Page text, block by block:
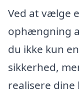
Ved at vælge
ophængning
du ikke kun
sikkerhed,
realisere dine